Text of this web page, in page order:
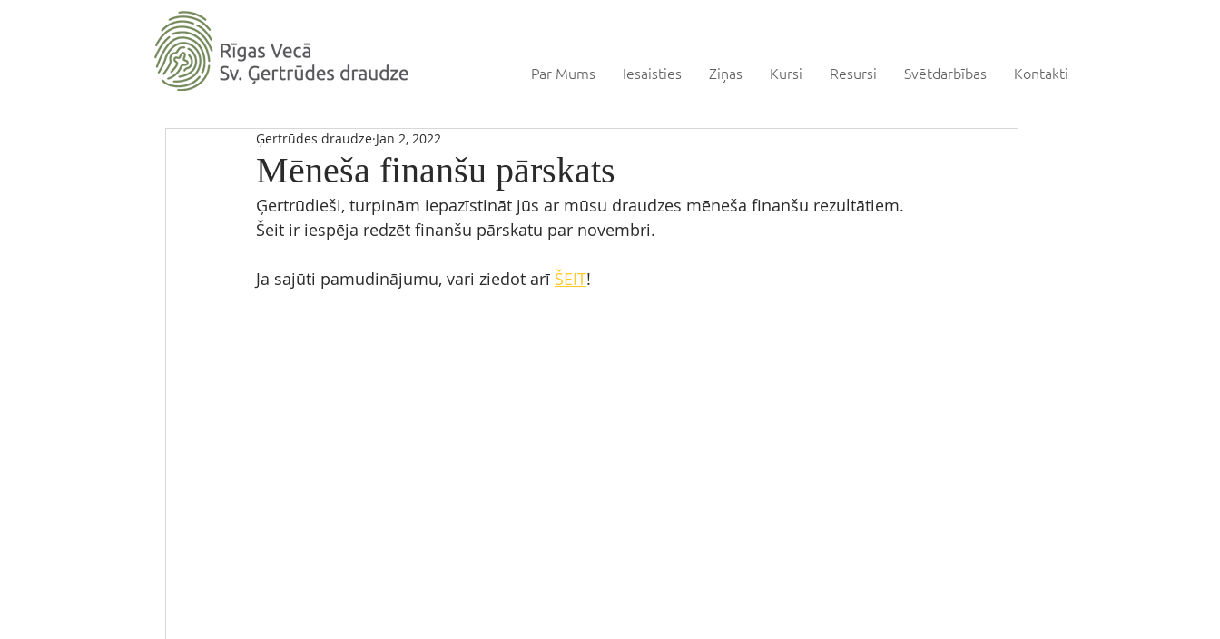
Par Mums Iesaisties Ziņas Kursi Resursi Svētdarbības Kontakti
Mēneša finanšu pārskats
Ģertrūdes draudze Jan 2, 2022
Ģertrūdieši, turpinām iepazīstināt jūs ar mūsu draudzes mēneša finanšu rezultātiem.
Šeit ir iespēja redzēt finanšu pārskatu par novembri.
Ja sajūti pamudinājumu, vari ziedot arī ŠEIT!